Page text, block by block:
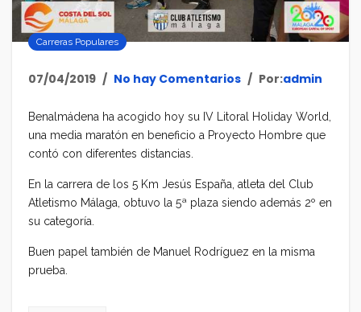
Carreras Populares
07/04/2019 No hay Comentarios Por:admin
Benalmádena ha acogido hoy su IV Litoral Holiday World,
una media maratón en beneficio a Proyecto Hombre que
contó con diferentes distancias.
En la carrera de los 5 Km Jesús España, atleta del Club
Atletismo Málaga, obtuvo la 5ª plaza siendo además 2º en
su categoría.
Buen papel también de Manuel Rodríguez en la misma
prueba.